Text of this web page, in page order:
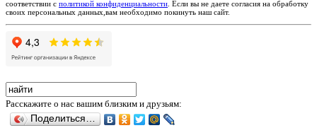
соответствии с политикой конфиденциальности . Если вы не даете согласия на обработку
своих персональных данных,вам необходимо покинуть наш сайт.
Расскажите о нас вашим близким и друзьям:
Поделиться…